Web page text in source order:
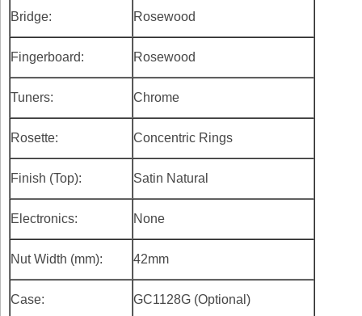
Bridge: Rosewood
Fingerboard: Rosewood
Tuners: Chrome
Rosette: Concentric Rings
Finish (Top): Satin Natural
Electronics: None
Nut Width (mm): 42mm
Case: GC1128G (Optional)